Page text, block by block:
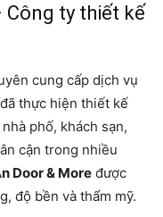
Công ty thiết kế
cung cấp dịch vụ
thực hiện thiết kế
phố, khách sạn,
cận trong nhiều
Door & More được
độ bền và thẩm mỹ.